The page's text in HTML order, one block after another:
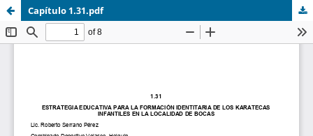
Capítulo 1.31.pdf